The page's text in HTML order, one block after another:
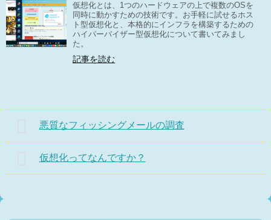
仮想化とは、1つのハードウェアの上で複数のOSを
同時に動かすための技術です。お手軽に試せるホス
ト型仮想化と、本格的にインフラを構築するための
ハイパーバイザー型仮想化について書いてみまし
た。
記事を読む
悪質なフィッシングメールの調査
仮想化ってなんですか？